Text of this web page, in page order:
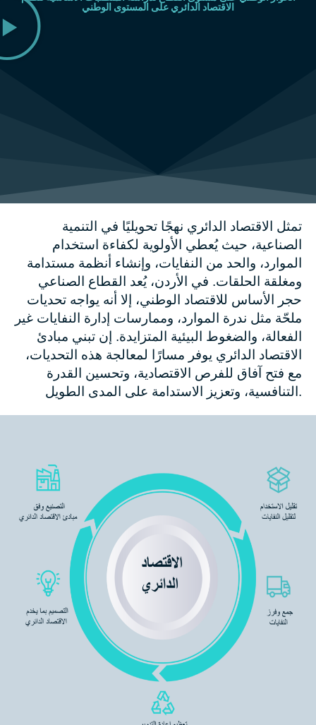
الاقتصاد الدائري على المستوى الوطني
تمثل الاقتصاد الدائري نهجًا تحويليًا في التنمية
الصناعية، حيث يُعطي الأولوية لكفاءة استخدام
الموارد، والحد من النفايات، وإنشاء أنظمة مستدامة
ومغلقة الحلقات. في الأردن، يُعد القطاع الصناعي
حجر الأساس للاقتصاد الوطني، إلا أنه يواجه تحديات
ملحّة مثل ندرة الموارد، وممارسات إدارة النفايات غير
الفعالة، والضغوط البيئية المتزايدة. إن تبني مبادئ
الاقتصاد الدائري يوفر مسارًا لمعالجة هذه التحديات،
مع فتح آفاق للفرص الاقتصادية، وتحسين القدرة
التنافسية، وتعزيز الاستدامة على المدى الطويل.